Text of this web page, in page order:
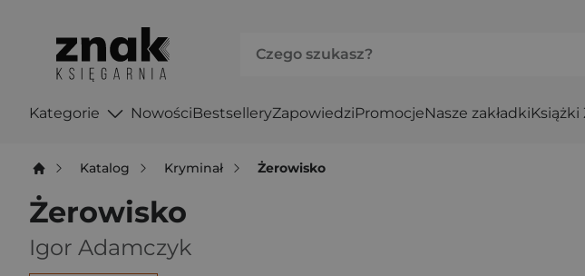
Kategorie NowościBestselleryZapowiedziPromocjeNasze zakładkiKsiążki
Katalog Kryminał Żerowisko
Żerowisko
Igor Adamczyk